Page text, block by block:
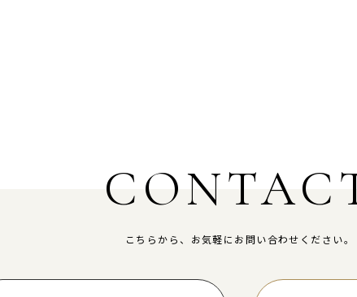
こちらから、 お気軽にお問い合わせください。